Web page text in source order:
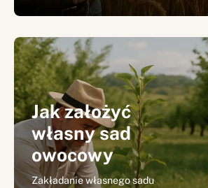
Jak założyć
własny sad
owocowy
Zakładanie własnego sadu